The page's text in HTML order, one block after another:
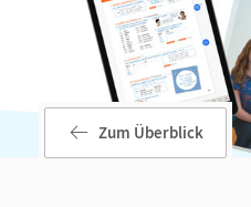
Zum Überblick